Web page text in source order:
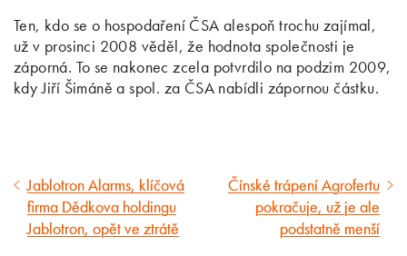
Ten, kdo se o hospodaření ČSA alespoň trochu zajímal,
už v prosinci 2008 věděl, že hodnota společnosti je
záporná. To se nakonec zcela potvrdilo na podzim 2009,
kdy Jiří Šimáně a spol. za ČSA nabídli zápornou částku.
Předcházející
článek
Jablotron Alarms, klíčová
firma Dědkova holdingu
Jablotron, opět ve ztrátě
Následující
článek
Čínské trápení Agrofertu
pokračuje, už je ale
podstatně menší